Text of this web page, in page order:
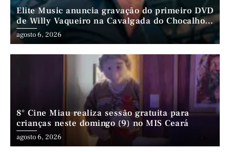
Elite Music anuncia gravação do primeiro DVD
de Willy Vaqueiro na Cavalgada do Chocalho
(PE)
agosto 6, 2026
8° Cine Miau realiza sessão gratuita para
crianças neste domingo (9) no MIS Ceará
agosto 6, 2026